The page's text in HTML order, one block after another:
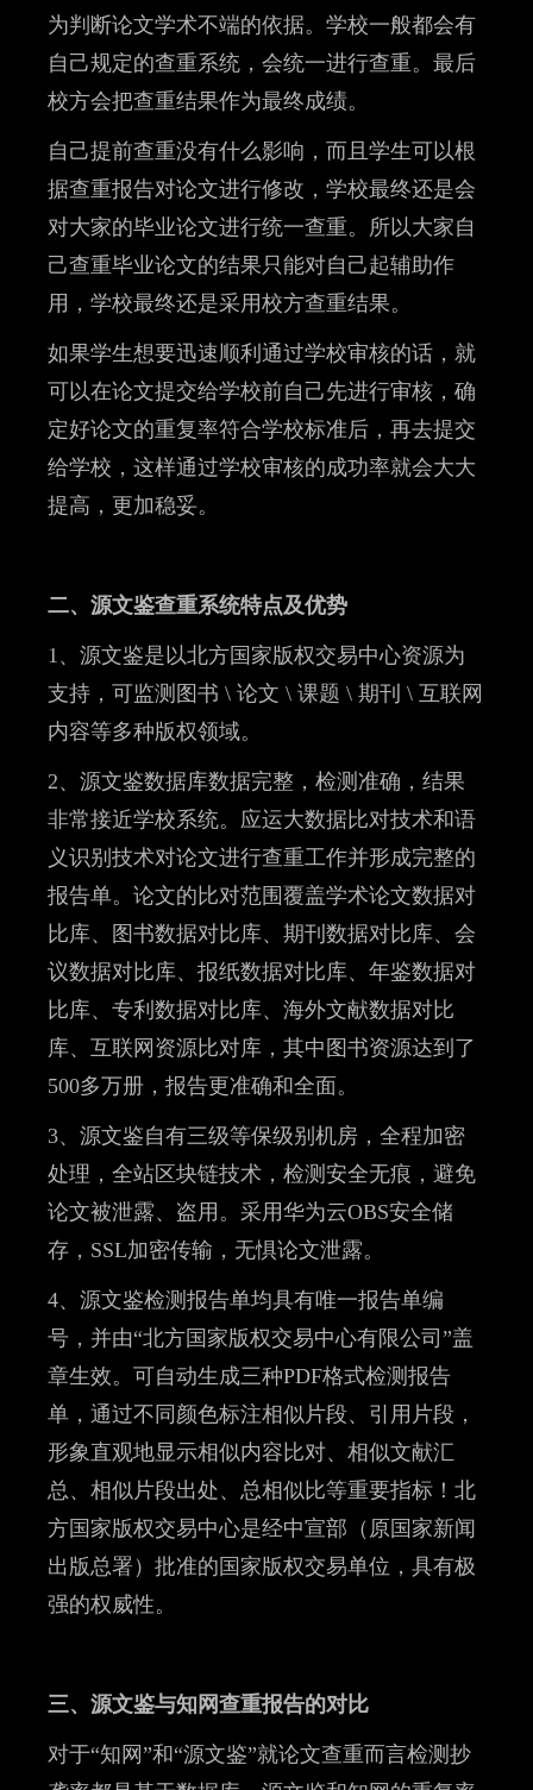
为判断论文学术不端的依据。学校一般都会有
自己规定的查重系统，会统一进行查重。最后
校方会把查重结果作为最终成绩。
自己提前查重没有什么影响，而且学生可以根
据查重报告对论文进行修改，学校最终还是会
对大家的毕业论文进行统一查重。所以大家自
己查重毕业论文的结果只能对自己起辅助作
用，学校最终还是采用校方查重结果。
如果学生想要迅速顺利通过学校审核的话，就
可以在论文提交给学校前自己先进行审核，确
定好论文的重复率符合学校标准后，再去提交
给学校，这样通过学校审核的成功率就会大大
提高，更加稳妥。
二、源文鉴查重系统特点及优势
1、源文鉴是以北方国家版权交易中心资源为
支持，可监测图书 \ 论文 \ 课题 \ 期刊 \ 互联网
内容等多种版权领域。
2、源文鉴数据库数据完整，检测准确，结果
非常接近学校系统。应运大数据比对技术和语
义识别技术对论文进行查重工作并形成完整的
报告单。论文的比对范围覆盖学术论文数据对
比库、图书数据对比库、期刊数据对比库、会
议数据对比库、报纸数据对比库、年鉴数据对
比库、专利数据对比库、海外文献数据对比
库、互联网资源比对库，其中图书资源达到了
500多万册，报告更准确和全面。
3、源文鉴自有三级等保级别机房，全程加密
处理，全站区块链技术，检测安全无痕，避免
论文被泄露、盗用。采用华为云OBS安全储
存，SSL加密传输，无惧论文泄露。
4、源文鉴检测报告单均具有唯一报告单编
号，并由“北方国家版权交易中心有限公司”盖
章生效。可自动生成三种PDF格式检测报告
单，通过不同颜色标注相似片段、引用片段，
形象直观地显示相似内容比对、相似文献汇
总、相似片段出处、总相似比等重要指标！北
方国家版权交易中心是经中宣部（原国家新闻
出版总署）批准的国家版权交易单位，具有极
强的权威性。
三、源文鉴与知网查重报告的对比
对于“知网”和“源文鉴”就论文查重而言检测抄